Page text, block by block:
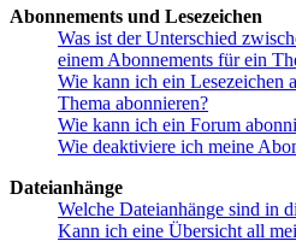
Abonnements und Lesezeichen
Was ist der Unterschied
einem Abonnements für ein
Wie kann ich ein Lesezeichen
Thema abonnieren?
Wie kann ich ein Forum
Wie deaktiviere ich meine
Dateianhänge
Welche Dateianhänge sind in
Kann ich eine Übersicht all